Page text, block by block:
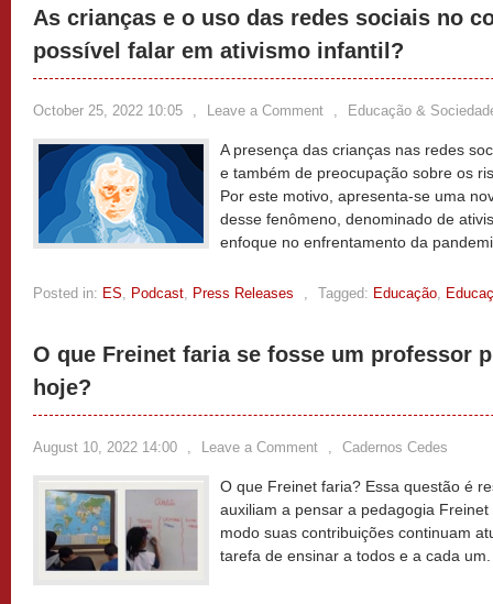
As crianças e o uso das redes sociais no
possível falar em ativismo infantil?
October 25, 2022 10:05 , Leave a Comment , Educação &
A presença das crianças nas redes
e também de preocupação sobre os
Por este motivo, apresenta-se uma
desse fenômeno, denominado de
enfoque no enfrentamento da
Posted in: ES, Podcast, Press Releases , Tagged: Educação,
O que Freinet faria se fosse um professor
hoje?
August 10, 2022 14:00 , Leave a Comment , Cadernos Cedes
O que Freinet faria? Essa questão é
auxiliam a pensar a pedagogia
modo suas contribuições continuam
tarefa de ensinar a todos e a cada